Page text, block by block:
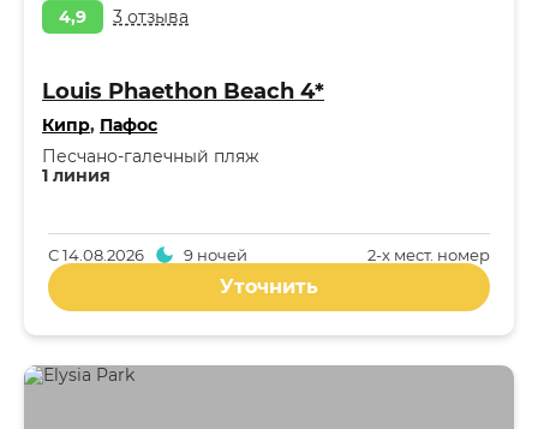
4,9 3 отзыва
Louis Phaethon Beach 4*
Кипр, Пафос
1 линия
Песчано-галечный пляж
2-x мест. номер
С14.08.2026 9 ночей
Уточнить